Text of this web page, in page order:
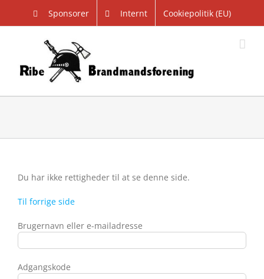
content
Sponsorer Internt Cookiepolitik (EU)
Du har ikke rettigheder til at se denne side.
Til forrige side
Brugernavn eller e-mailadresse
Adgangskode